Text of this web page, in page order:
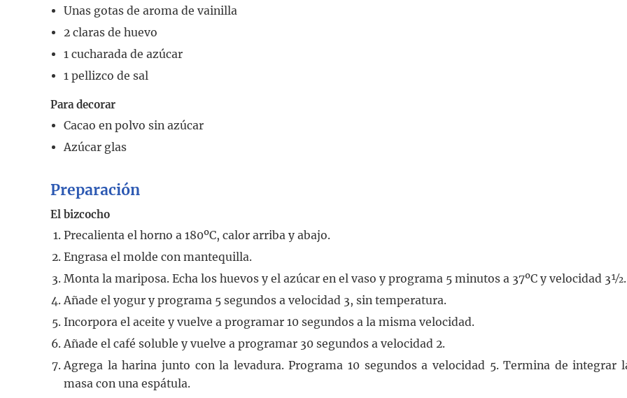
Unas gotas de aroma de vainilla
2 claras de huevo
1 cucharada de azúcar
1 pellizco de sal
Para decorar
Cacao en polvo sin azúcar
Azúcar glas
Preparación
El bizcocho
Precalienta el horno a 180ºC, calor arriba y abajo.
Engrasa el molde con mantequilla.
Monta la mariposa. Echa los huevos y el azúcar en el vaso y programa 5 minutos a 37ºC y velocidad 3½.
Añade el yogur y programa 5 segundos a velocidad 3, sin temperatura.
Incorpora el aceite y vuelve a programar 10 segundos a la misma velocidad.
Añade el café soluble y vuelve a programar 30 segundos a velocidad 2.
Agrega la harina junto con la levadura. Programa 10 segundos a velocidad 5. Termina de integrar
masa con una espátula.